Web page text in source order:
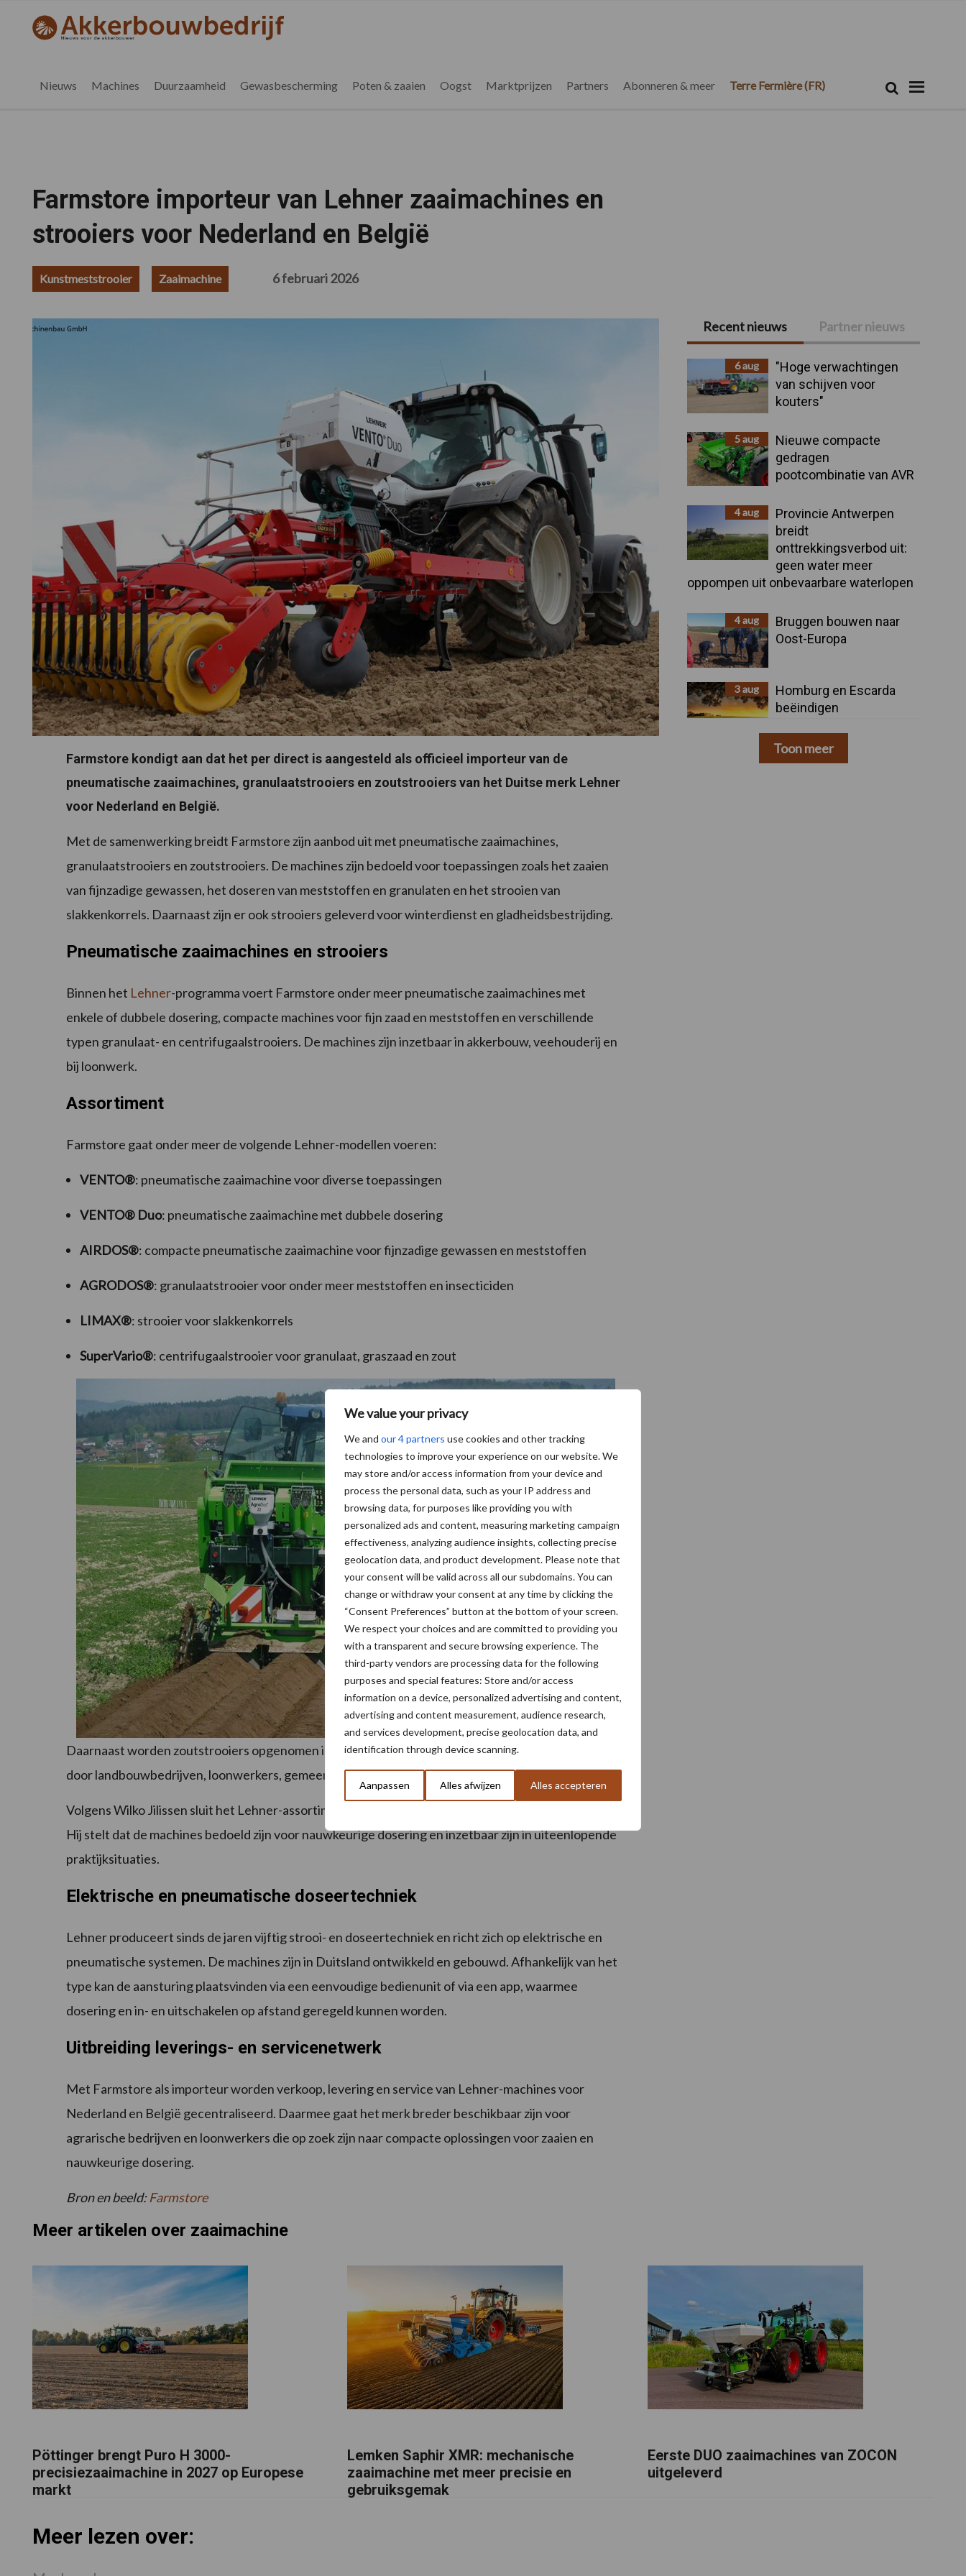
We value your privacy
We and our 4 partners use cookies and other tracking
technologies to improve your experience on our website. We
may store and/or access information from your device and
process the personal data, such as your IP address and
browsing data, for purposes like providing you with
personalized ads and content, measuring marketing campaign
effectiveness, analyzing audience insights, collecting precise
geolocation data, and product development. Please note that
your consent will be valid across all our subdomains. You can
change or withdraw your consent at any time by clicking the
“Consent Preferences” button at the bottom of your screen.
We respect your choices and are committed to providing you
with a transparent and secure browsing experience. The
third-party vendors are processing data for the following
purposes and special features: Store and/or access
information on a device, personalized advertising and content,
advertising and content measurement, audience research,
and services development, precise geolocation data, and
identification through device scanning.
Aanpassen Alles afwijzen Alles accepteren
hoofdnavigatie
eerste
voettekst
akkerbouwbedrijf.be
Nieuws
Nieuws Machines Duurzaamheid Gewasbescherming Poten & zaaien Oogst Marktprijzen Partners Abonneren & meer Terre Fermière (FR) Zoek
Farmstore importeur van Lehner zaaimachines en
strooiers voor Nederland en België
Kunstmeststrooier Zaaimachine 6 februari 2026
Farmstore kondigt aan dat het per direct is aangesteld als officieel importeur van de
pneumatische zaaimachines, granulaatstrooiers en zoutstrooiers van het Duitse merk Lehner
voor Nederland en België.
Met de samenwerking breidt Farmstore zijn aanbod uit met pneumatische zaaimachines,
granulaatstrooiers en zoutstrooiers. De machines zijn bedoeld voor toepassingen zoals het zaaien
van fijnzadige gewassen, het doseren van meststoffen en granulaten en het strooien van
slakkenkorrels. Daarnaast zijn er ook strooiers geleverd voor winterdienst en gladheidsbestrijding.
Pneumatische zaaimachines en strooiers
Binnen het Lehner-programma voert Farmstore onder meer pneumatische zaaimachines met
enkele of dubbele dosering, compacte machines voor fijn zaad en meststoffen en verschillende
typen granulaat- en centrifugaalstrooiers. De machines zijn inzetbaar in akkerbouw, veehouderij en
bij loonwerk.
Assortiment
Farmstore gaat onder meer de volgende Lehner-modellen voeren:
VENTO®: pneumatische zaaimachine voor diverse toepassingen
VENTO® Duo: pneumatische zaaimachine met dubbele dosering
AIRDOS®: compacte pneumatische zaaimachine voor fijnzadige gewassen en meststoffen
AGRODOS®: granulaatstrooier voor onder meer meststoffen en insecticiden
LIMAX®: strooier voor slakkenkorrels
SuperVario®: centrifugaalstrooier voor granulaat, graszaad en zout
Daarnaast worden zoutstrooiers opgenomen in het aanbod voor gebruik bij gladheidsbestrijding
door landbouwbedrijven, loonwerkers, gemeenten en terreinbeheerders.
Volgens Wilko Jilissen sluit het Lehner-assortiment aan bij de bestaande activiteiten van Farmstore.
Hij stelt dat de machines bedoeld zijn voor nauwkeurige dosering en inzetbaar zijn in uiteenlopende
praktijksituaties.
Elektrische en pneumatische doseertechniek
Lehner produceert sinds de jaren vijftig strooi- en doseertechniek en richt zich op elektrische en
pneumatische systemen. De machines zijn in Duitsland ontwikkeld en gebouwd. Afhankelijk van het
type kan de aansturing plaatsvinden via een eenvoudige bedienunit of via een app, waarmee
dosering en in- en uitschakelen op afstand geregeld kunnen worden.
Uitbreiding leverings- en servicenetwerk
Met Farmstore als importeur worden verkoop, levering en service van Lehner-machines voor
Nederland en België gecentraliseerd. Daarmee gaat het merk breder beschikbaar zijn voor
agrarische bedrijven en loonwerkers die op zoek zijn naar compacte oplossingen voor zaaien en
nauwkeurige dosering.
Bron en beeld:Farmstore
Primaire
Sidebar
Recent nieuws Partner nieuws
6 aug
"Hoge verwachtingen
van schijven voor
kouters"
5 aug
Nieuwe compacte
gedragen
pootcombinatie van AVR
4 aug
Provincie Antwerpen
breidt
onttrekkingsverbod uit:
geen water meer
oppompen uit onbevaarbare waterlopen
4 aug
Bruggen bouwen naar
Oost-Europa
3 aug
Homburg en Escarda
beëindigen
Toon meer
Meer artikelen over zaaimachine
Pöttinger brengt Puro H 3000-
precisiezaaimachine in 2027 op Europese
markt
Lemken Saphir XMR: mechanische
zaaimachine met meer precisie en
gebruiksgemak
Eerste DUO zaaimachines van ZOCON
uitgeleverd
Meer lezen over: